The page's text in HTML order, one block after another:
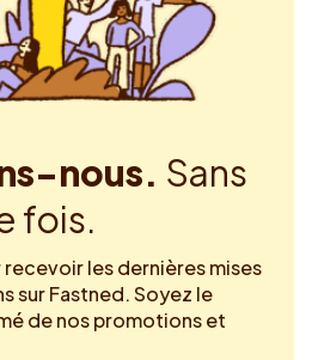
nous. Sans
fois.
les dernières mises
sur Fastned. Soyez le
de nos promotions et